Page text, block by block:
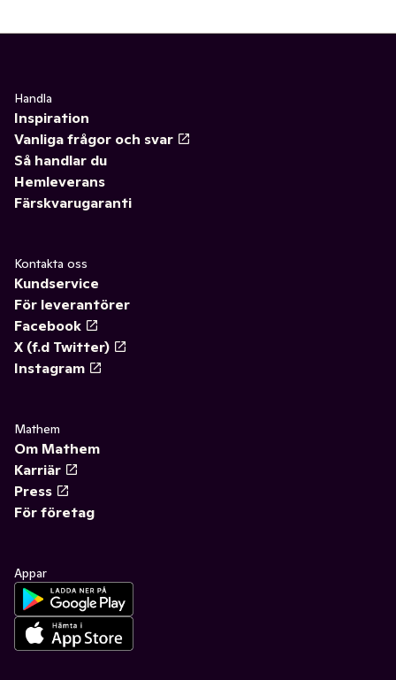
Handla
Inspiration
Vanliga frågor och svar
Så handlar du
Hemleverans
Färskvarugaranti
Kontakta oss
Kundservice
För leverantörer
Facebook
X (f.d Twitter)
Instagram
Mathem
Om Mathem
Karriär
Press
För företag
Appar